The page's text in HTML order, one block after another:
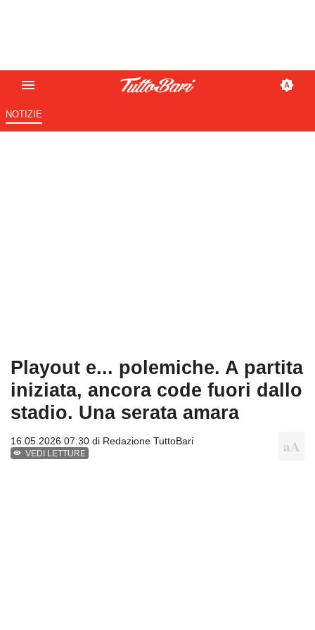
NOTIZIE
Playout e... polemiche. A partita
iniziata, ancora code fuori dallo
stadio. Una serata amara
16.05.2026 07:30 di Redazione TuttoBari
VEDI LETTURE